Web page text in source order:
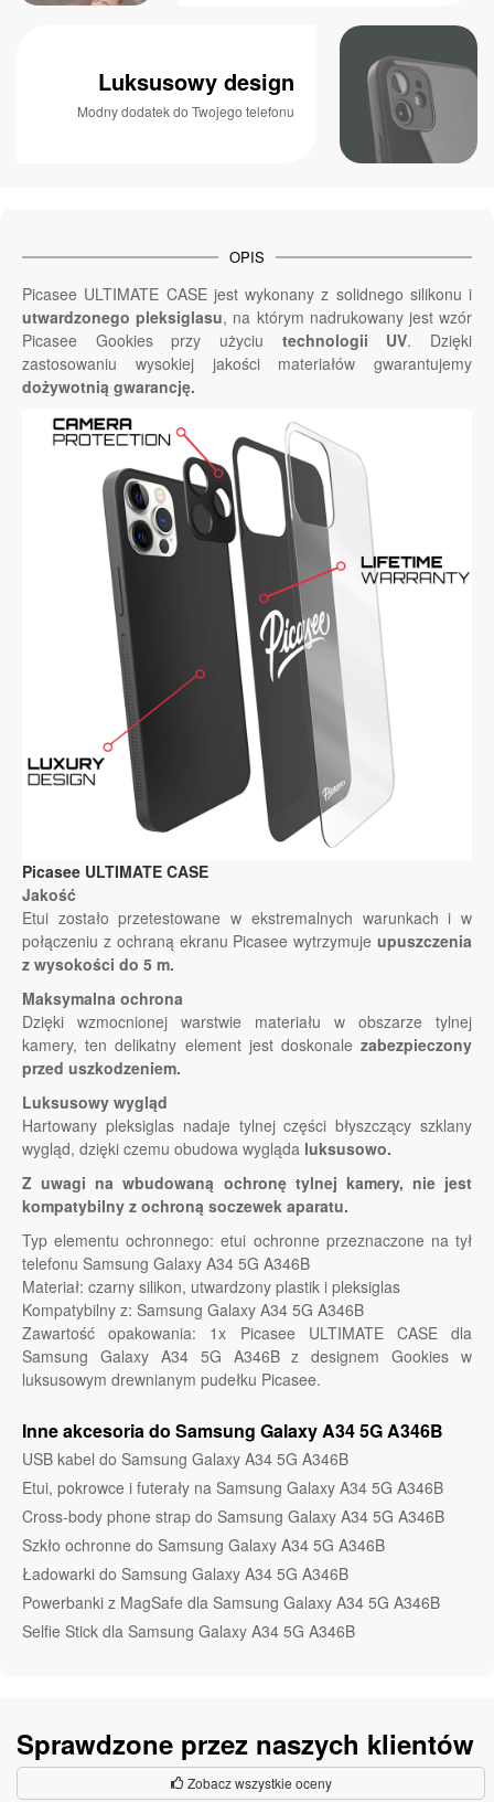
Luksusowy design
Modny dodatek do Twojego telefonu
OPIS
Picasee ULTIMATE CASE jest wykonany z solidnego silikonu i
utwardzonego pleksiglasu, na którym nadrukowany jest wzór
Picasee Gookies przy użyciu technologii UV. Dzięki
zastosowaniu wysokiej jakości materiałów gwarantujemy
dożywotnią gwarancję.
Picasee ULTIMATE CASE
Jakość
Etui zostało przetestowane w ekstremalnych warunkach i w
połączeniu z ochraną ekranu Picasee wytrzymuje upuszczenia
z wysokości do 5 m.
Maksymalna ochrona
Dzięki wzmocnionej warstwie materiału w obszarze tylnej
kamery, ten delikatny element jest doskonale zabezpieczony
przed uszkodzeniem.
Luksusowy wygląd
Hartowany pleksiglas nadaje tylnej części błyszczący szklany
wygląd, dzięki czemu obudowa wygląda luksusowo.
Z uwagi na wbudowaną ochronę tylnej kamery, nie jest
kompatybilny z ochroną soczewek aparatu.
Typ elementu ochronnego: etui ochronne przeznaczone na tył
telefonu Samsung Galaxy A34 5G A346B
Materiał: czarny silikon, utwardzony plastik i pleksiglas
Kompatybilny z: Samsung Galaxy A34 5G A346B
Zawartość opakowania: 1x Picasee ULTIMATE CASE dla
Samsung Galaxy A34 5G A346B z designem Gookies w
luksusowym drewnianym pudełku Picasee.
Inne akcesoria do Samsung Galaxy A34 5G A346B
USB kabel do Samsung Galaxy A34 5G A346B
Etui, pokrowce i futerały na Samsung Galaxy A34 5G A346B
Cross-body phone strap do Samsung Galaxy A34 5G A346B
Szkło ochronne do Samsung Galaxy A34 5G A346B
Ładowarki do Samsung Galaxy A34 5G A346B
Powerbanki z MagSafe dla Samsung Galaxy A34 5G A346B
Selfie Stick dla Samsung Galaxy A34 5G A346B
Sprawdzone przez naszych klientów
Zobacz wszystkie oceny